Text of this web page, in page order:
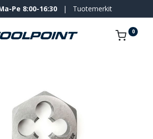
Pe 8:00-16:30 | Tuotemerkit
0